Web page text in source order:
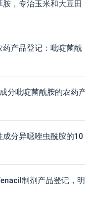
，专治玉米和大豆田
药产品登记：吡啶菌酰
分吡啶菌酰胺的农药产
分异噁唑虫酰胺的10
制剂产品登记，明